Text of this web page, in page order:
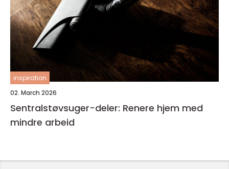
inspiration
02. March 2026
Sentralstøvsuger-deler: Renere hjem med
mindre arbeid